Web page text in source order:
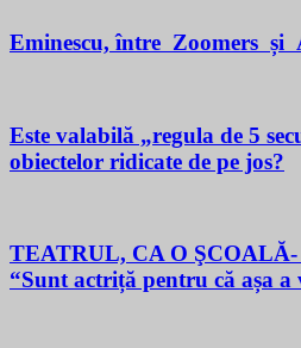
Eminescu, între Zoomers și
Este valabilă „regula de 5
obiectelor ridicate de pe jos?
TEATRUL, CA O ŞCOALĂ-
“Sunt actriță pentru că așa a